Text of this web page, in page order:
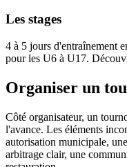
Les stages
4 à 5 jours d'entraînement
pour les U6 à U17.
Organiser un
Côté organisateur, un
l'avance. Les éléments
autorisation municipale,
arbitrage clair, une